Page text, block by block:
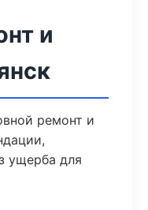
и
ремонт и
ущерба для